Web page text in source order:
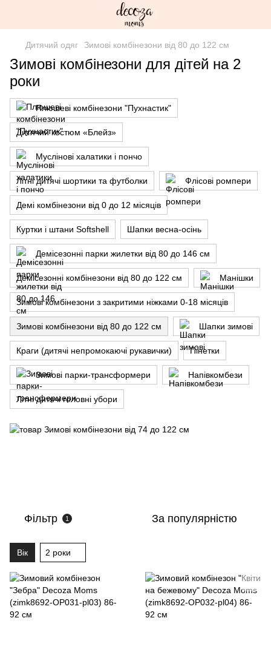
Дитячий одяг Зимові комбінезони від 80 до 122 см
Зимові комбінезони для дітей на 2
роки
Плюшеві комбінезони "Пухнастик"
Дитячий костюм «Блейз»
Муслінові халатики і пончо
Літні дитячі шортики та футболки Флісові ромпери
Демі комбінезони від 0 до 12 місяців
Куртки і штани Softshell Шапки весна-осінь
Демісезонні парки жилетки від 80 до 146 см
Демісезонні комбінезони від 80 до 122 см Манішки
Зимові комбінезони з закритими ніжками 0-18 місяців
Зимові комбінезони від 80 до 122 см Шапки зимові
Краги (дитячі непромокаючі рукавички) Пінетки
Зимові парки-трансформери Напівкомбези
Літні дитячі головні убори
Фільтр 1 За популярністю
Вік 2 роки